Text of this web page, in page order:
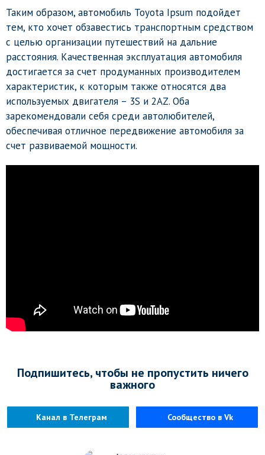
Таким образом, автомобиль Toyota Ipsum подойдет
тем, кто хочет обзавестись транспортным средством
с целью организации путешествий на дальние
расстояния. Качественная эксплуатация автомобиля
достигается за счет продуманных производителем
характеристик, к которым также относятся два
используемых двигателя – 3S и 2AZ. Оба
зарекомендовали себя среди автолюбителей,
обеспечивая отличное передвижение автомобиля за
счет развиваемой мощности.
Подпишитесь, чтобы не пропустить ничего
важного
Канал в Телеграм Сообщество в Vk